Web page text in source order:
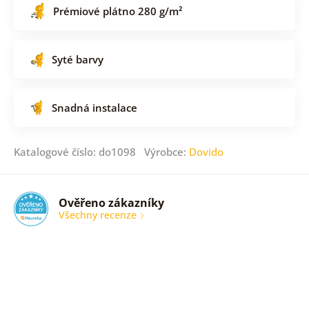
Prémiové plátno 280 g/m²
Syté barvy
Snadná instalace
Katalogové číslo: do1098 Výrobce: Dovido
Ověřeno zákazníky
Všechny recenze